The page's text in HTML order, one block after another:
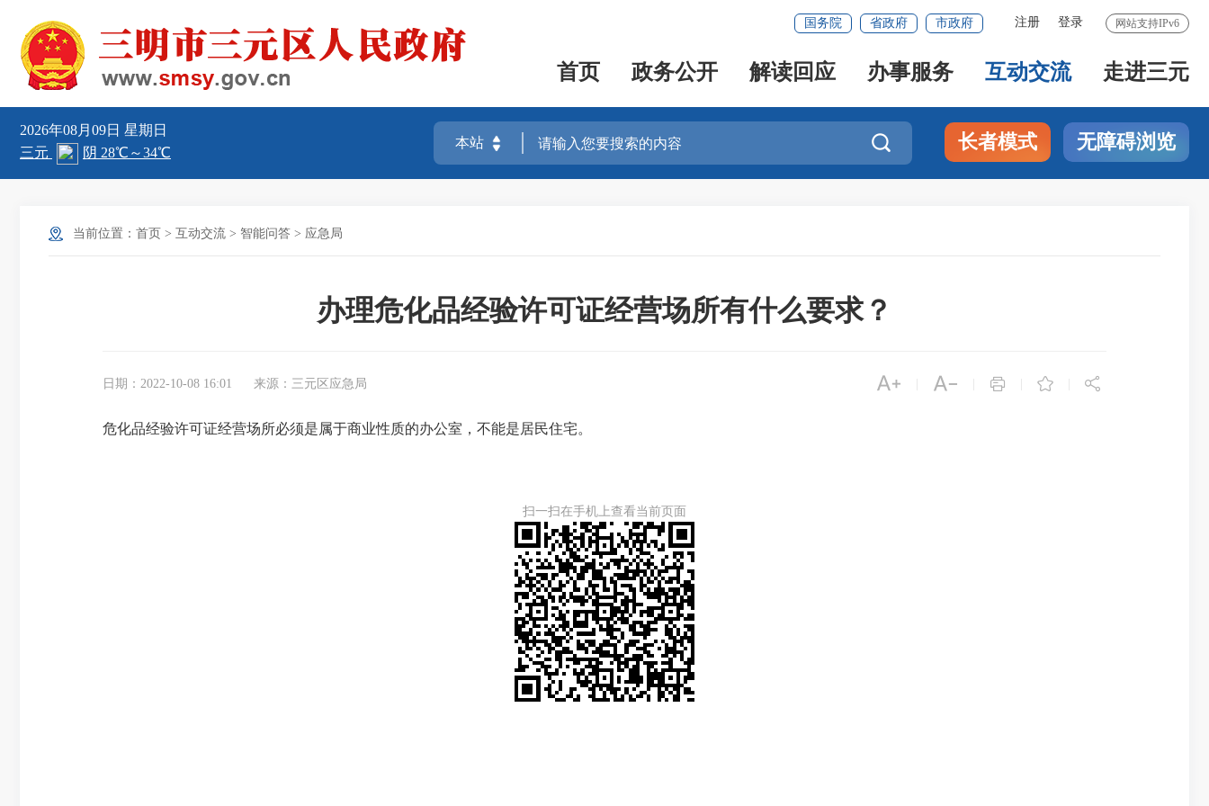
网站支持IPv6
注册 登录
国务院 省政府 市政府
首页 政务公开 解读回应 办事服务 互动交流 走进三元
2026年08月09日 星期日
 长者模式 无障碍浏览
当前位置： 首页 > 互动交流 > 智能问答 > 应急局
办理危化品经验许可证经营场所有什么要求？
日期：2022-10-08 16:01 来源：三元区应急局     
危化品经验许可证经营场所必须是属于商业性质的办公室，不能是居民住宅。
扫一扫在手机上查看当前页面